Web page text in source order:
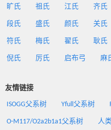
旷氏 祖氏 江氏 齐氏
段氏 盛氏 颜氏 关氏
符氏 梅氏 翟氏 耿氏
倪氏 厉氏 启布弓 麻
友情链接
ISOGG父系树 Yfull父系树
O-M117/O2a2b1a1父系树 人